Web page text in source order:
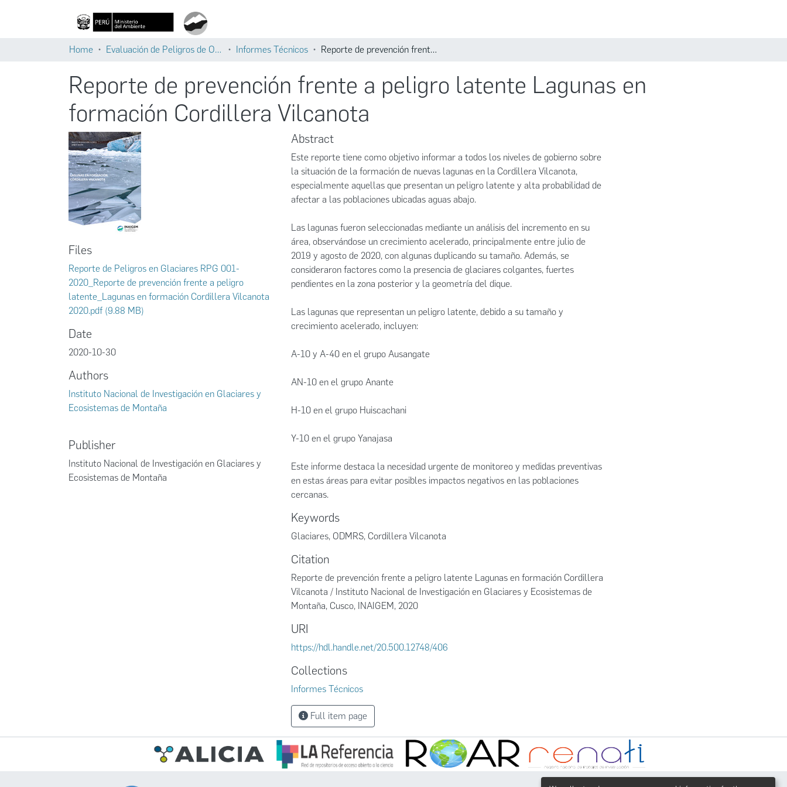
Home Evaluación de Peligros de Origen Glaciar Informes Técnicos Reporte de prevención frente a peligro latente Lagunas en formación Cordillera Vilcanota
Reporte de prevención frente a peligro latente Lagunas en
formación Cordillera Vilcanota
Files
Reporte de Peligros en Glaciares RPG 001-
2020_Reporte de prevención frente a peligro
latente_Lagunas en formación Cordillera Vilcanota
2020.pdf (9.88 MB)
Date
2020-10-30
Authors
Instituto Nacional de Investigación en Glaciares y
Ecosistemas de Montaña
Publisher
Instituto Nacional de Investigación en Glaciares y
Ecosistemas de Montaña
Abstract
Este reporte tiene como objetivo informar a todos los niveles de gobierno sobre
la situación de la formación de nuevas lagunas en la Cordillera Vilcanota,
especialmente aquellas que presentan un peligro latente y alta probabilidad de
afectar a las poblaciones ubicadas aguas abajo.
Las lagunas fueron seleccionadas mediante un análisis del incremento en su
área, observándose un crecimiento acelerado, principalmente entre julio de
2019 y agosto de 2020, con algunas duplicando su tamaño. Además, se
consideraron factores como la presencia de glaciares colgantes, fuertes
pendientes en la zona posterior y la geometría del dique.
Las lagunas que representan un peligro latente, debido a su tamaño y
crecimiento acelerado, incluyen:
A-10 y A-40 en el grupo Ausangate
AN-10 en el grupo Anante
H-10 en el grupo Huiscachani
Y-10 en el grupo Yanajasa
Este informe destaca la necesidad urgente de monitoreo y medidas preventivas
en estas áreas para evitar posibles impactos negativos en las poblaciones
cercanas.
Keywords
Glaciares, ODMRS, Cordillera Vilcanota
Citation
Reporte de prevención frente a peligro latente Lagunas en formación Cordillera
Vilcanota / Instituto Nacional de Investigación en Glaciares y Ecosistemas de
Montaña, Cusco, INAIGEM, 2020
URI
https://hdl.handle.net/20.500.12748/406
Collections
Informes Técnicos
Full item page